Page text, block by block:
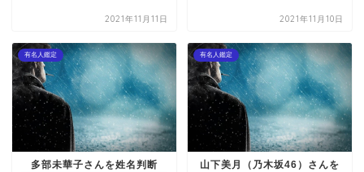
2021年11月11日 2021年11月10日
有名人鑑定
多部未華子さんを姓名判断
有名人鑑定
山下美月（乃木坂46）さんを